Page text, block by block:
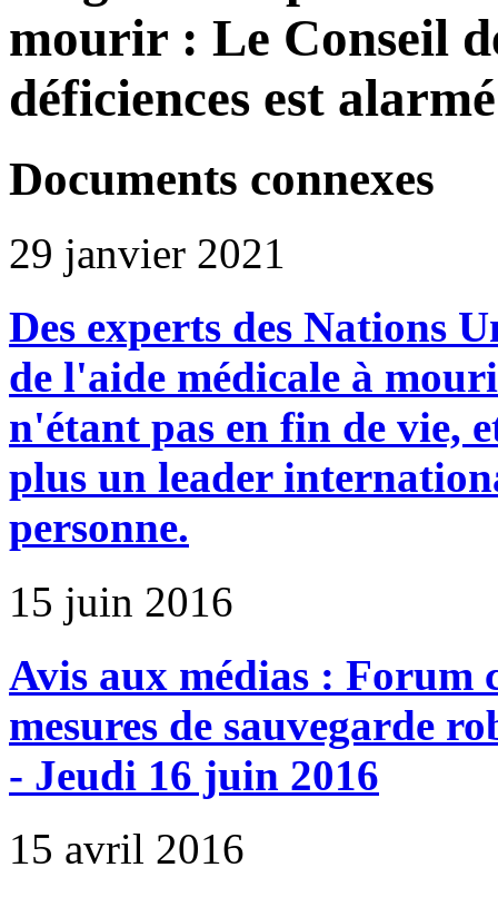
mourir : Le Conseil
déficiences est
Documents connexes
29 janvier 2021
Des experts des Nations
de l'aide médicale à
n'étant pas en fin de vie,
plus un leader
personne.
15 juin 2016
Avis aux médias : Forum
mesures de sauvegarde
- Jeudi 16 juin 2016
15 avril 2016